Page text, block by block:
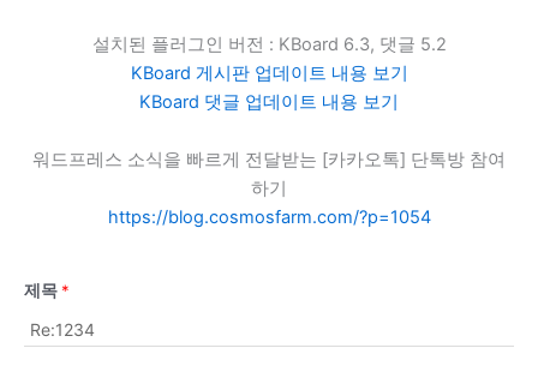
설치된 플러그인 버전 : KBoard 6.3, 댓글 5.2
KBoard 게시판 업데이트 내용 보기
KBoard 댓글 업데이트 내용 보기
워드프레스 소식을 빠르게 전달받는 [카카오톡] 단톡방 참여
하기
https://blog.cosmosfarm.com/?p=1054
제목 *